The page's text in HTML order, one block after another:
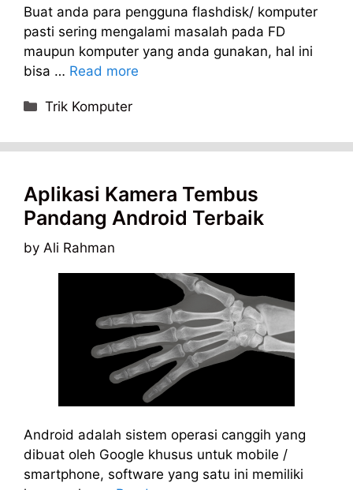
Buat anda para pengguna flashdisk/ komputer
pasti sering mengalami masalah pada FD
maupun komputer yang anda gunakan, hal ini
bisa … Read more
Categories
Trik Komputer
Aplikasi Kamera Tembus
Pandang Android Terbaik
by Ali Rahman
Android adalah sistem operasi canggih yang
dibuat oleh Google khusus untuk mobile /
smartphone, software yang satu ini memiliki